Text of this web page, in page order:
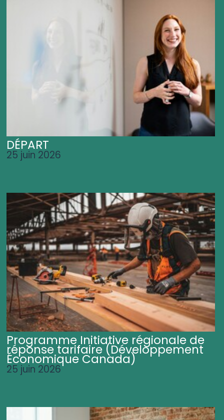
DÉPART
25 juin 2026
Programme Initiative régionale de
réponse tarifaire (Développement
Économique Canada)
25 juin 2026